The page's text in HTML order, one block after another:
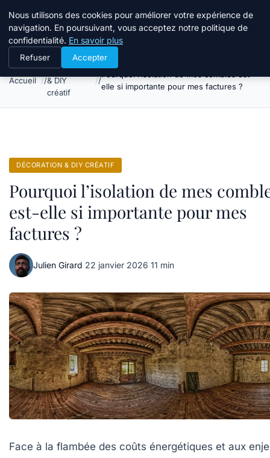
Atelier Designers
Accueil
Décoration
& DIY
créatif
elle si importante pour mes factures ?
DÉCORATION & DIY CRÉATIF
Pourquoi l’isolation de mes
est-elle si importante pour mes
factures ?
Julien Girard·22 janvier 2026·11 min
Face à la flambée des coûts énergétiques et aux
Nous utilisons des cookies pour améliorer votre expérience de
navigation. En poursuivant, vous acceptez notre politique de
confidentialité. En savoir plus
Refuser Accepter